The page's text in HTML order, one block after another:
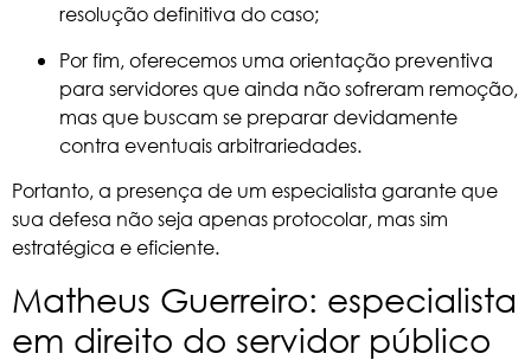
resolução definitiva do caso;
Por fim, oferecemos uma orientação preventiva
para servidores que ainda não sofreram remoção,
mas que buscam se preparar devidamente
contra eventuais arbitrariedades.
Portanto, a presença de um especialista garante que
sua defesa não seja apenas protocolar, mas sim
estratégica e eficiente.
Matheus Guerreiro: especialista
em direito do servidor público